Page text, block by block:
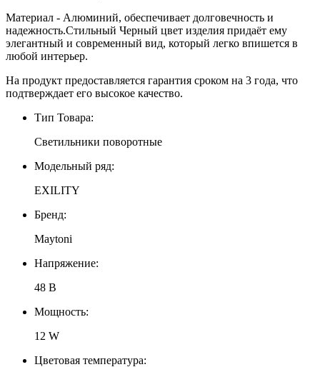
Материал - Алюминий, обеспечивает долговечность и
надежность.Стильный Черный цвет изделия придаёт ему
элегантный и современный вид, который легко впишется в
любой интерьер.
На продукт предоставляется гарантия сроком на 3 года, что
подтверждает его высокое качество.
Тип Товара:
Светильники поворотные
Модельный ряд:
EXILITY
Бренд:
Maytoni
Напряжение:
48 В
Мощность:
12 W
Цветовая температура: